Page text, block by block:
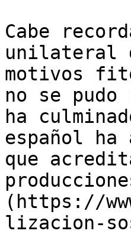
Cabe
unilateral
motivos
no se
ha
español ha
que
(https://
lizacion-